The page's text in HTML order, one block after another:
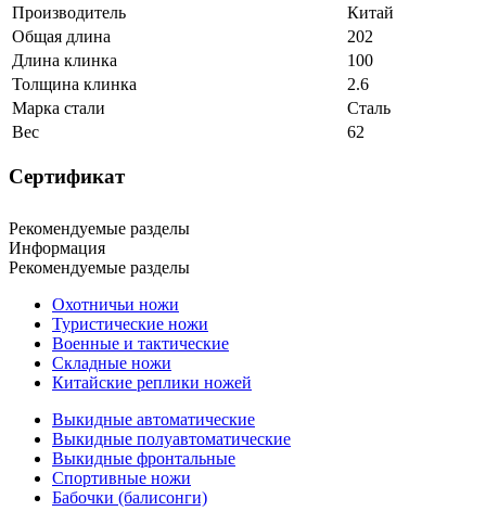
Производитель
Китай
Общая длина
202
Длина клинка
100
Толщина клинка
2.6
Марка стали
Сталь
Вес
62
Сертификат
Рекомендуемые разделы
Информация
Рекомендуемые разделы
Охотничьи ножи
Туристические ножи
Военные и тактические
Складные ножи
Китайские реплики ножей
Выкидные автоматические
Выкидные полуавтоматические
Выкидные фронтальные
Спортивные ножи
Бабочки (балисонги)